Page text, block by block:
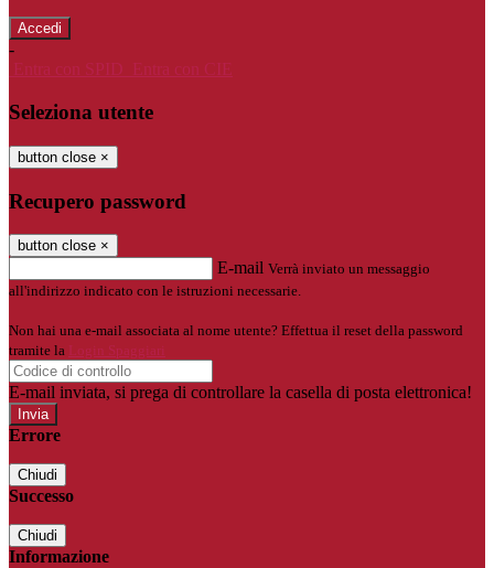
-
Entra con SPID
Entra con CIE
Seleziona utente
button close ×
Recupero password
button close ×
E-mail Verrà inviato un messaggio
all'indirizzo indicato con le istruzioni necessarie.
Non hai una e-mail associata al nome utente? Effettua il reset della password
tramite la
Login Spaggiari
E-mail inviata, si prega di controllare la casella di posta elettronica!
Errore
Chiudi
Successo
Chiudi
Informazione